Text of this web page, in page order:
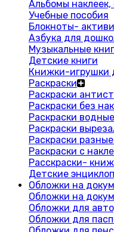
Альбомы наклеек,
Учебные пособия
Блокноты-
Азбука для
Музыкальные
Детские книги
Книжки-игрушки
Раскраски
Раскраски
Раскраски без
Раскраски водные
Раскраски
Раскраски
Раскраски с
Расскраски-
Детские
Обложки на
Обложки на
Обложки для
Обложки для